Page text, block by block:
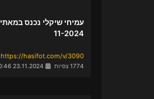
11-2024
https://hasifot.com/v/3090
1774 צפיות